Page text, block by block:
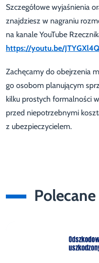
Szczegółowe wyjaśnienia
znajdziesz w nagraniu
na kanale YouTube
https://youtu.be/
Zachęcamy do obejrzenia
go osobom planującym
kilku prostych formalności
przed niepotrzebnymi
z ubezpieczycielem.
Polecane